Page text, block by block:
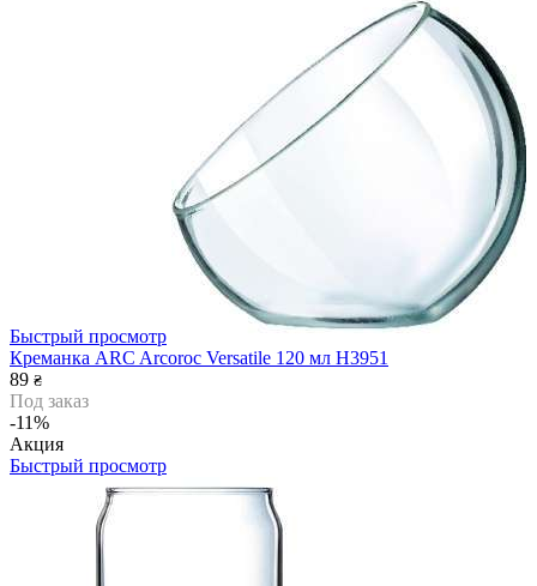
Быстрый просмотр
Креманка ARC Arcoroc Versatile 120 мл H3951
89 ₴
Под заказ
-11%
Акция
Быстрый просмотр